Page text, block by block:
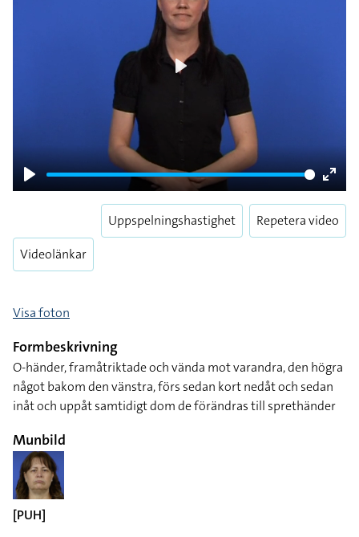
Play
Enter
Videolänkar
Uppspelningshastighet Repetera video
Visa foton
Formbeskrivning
O-händer, framåtriktade och vända mot varandra, den högra
något bakom den vänstra, förs sedan kort nedåt och sedan
inåt och uppåt samtidigt dom de förändras till sprethänder
Munbild
[PUH]